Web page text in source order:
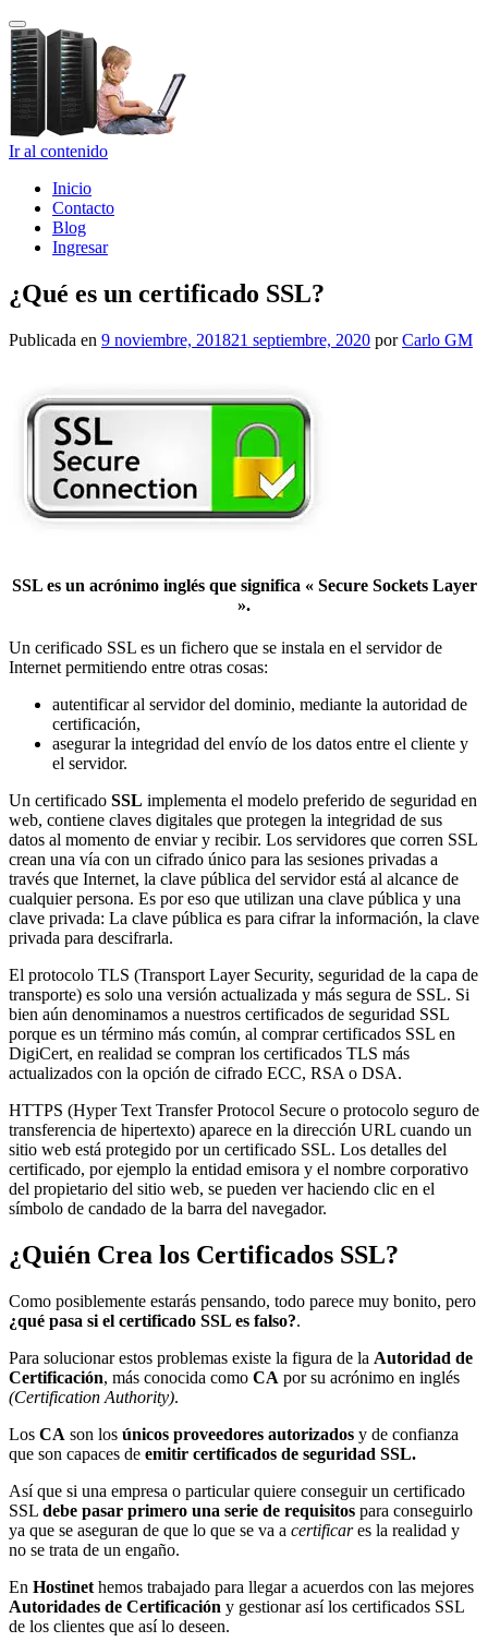
Cambiar
navegación
Ir al contenido
Inicio
Contacto
Blog
Ingresar
¿Qué es un certificado SSL?
Publicada en 9 noviembre, 201821 septiembre, 2020 porCarlo GM
SSLes un acrónimo inglés que significa « Secure Sockets Layer
».
Un cerificado SSL es un fichero que se instala en el servidor de
Internet permitiendo entre otras cosas:
autentificar al servidor del dominio, mediante la autoridad de
certificación,
asegurar la integridad del envío de los datos entre el cliente y
el servidor.
Un certificado SSL implementa el modelo preferido de seguridad en
web, contiene claves digitales que protegen la integridad de sus
datos al momento de enviar y recibir. Los servidores que corren SSL
crean una vía con un cifrado único para las sesiones privadas a
través que Internet, la clave pública del servidor está al alcance de
cualquier persona. Es por eso que utilizan una clave pública y una
clave privada: La clave pública es para cifrar la información, la clave
privada para descifrarla.
El protocolo TLS (Transport Layer Security, seguridad de la capa de
transporte) es solo una versión actualizada y más segura de SSL. Si
bien aún denominamos a nuestros certificados de seguridad SSL
porque es un término más común, al comprar certificados SSL en
DigiCert, en realidad se compran los certificados TLS más
actualizados con la opción de cifrado ECC, RSA o DSA.
HTTPS (Hyper Text Transfer Protocol Secure o protocolo seguro de
transferencia de hipertexto) aparece en la dirección URL cuando un
sitio web está protegido por un certificado SSL. Los detalles del
certificado, por ejemplo la entidad emisora y el nombre corporativo
del propietario del sitio web, se pueden ver haciendo clic en el
símbolo de candado de la barra del navegador.
¿Quién Crea los Certificados SSL?
Como posiblemente estarás pensando, todo parece muy bonito, pero
¿qué pasa si el certificado SSL es falso?.
Para solucionar estos problemas existe la figura de la Autoridad de
Certificación, más conocida como CA por su acrónimo en inglés
(Certification Authority).
Los CA son los únicos proveedores autorizados y de confianza
que son capaces de emitir certificados de seguridad SSL.
Así que si una empresa o particular quiere conseguir un certificado
SSL debe pasar primero una serie de requisitos para conseguirlo
ya que se aseguran de que lo que se va a certificares la realidad y
no se trata de un engaño.
En Hostinet hemos trabajado para llegar a acuerdos con las mejores
Autoridades de Certificación y gestionar así los certificados SSL
de los clientes que así lo deseen.